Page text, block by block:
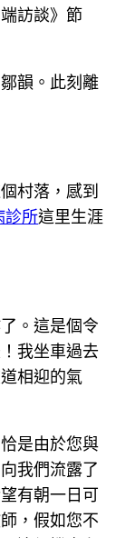
訪談》節
韻。此刻離
村落，感到
診所這里生涯
。這是個令
我坐車過去
相迎的氣
是由於您與
我們流露了
有朝一日可
，假如您不